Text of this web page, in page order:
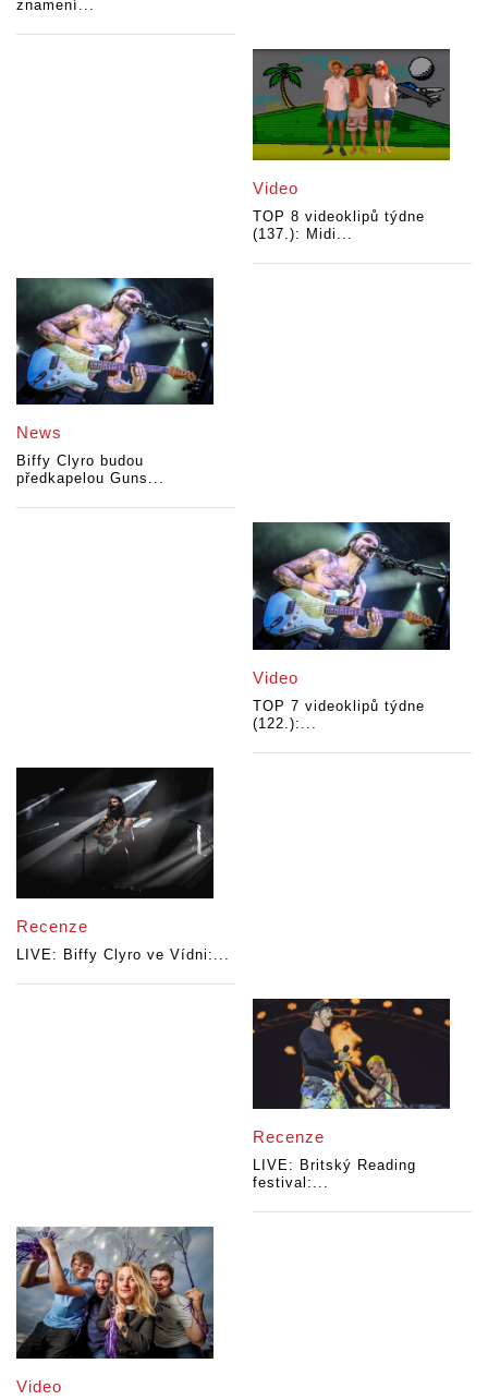
znamení...
Video
TOP 8 videoklipů týdne
(137.): Midi...
News
Biffy Clyro budou
předkapelou Guns...
Video
TOP 7 videoklipů týdne
(122.):...
Recenze
LIVE: Biffy Clyro ve Vídni:...
Recenze
LIVE: Britský Reading
festival:...
Video